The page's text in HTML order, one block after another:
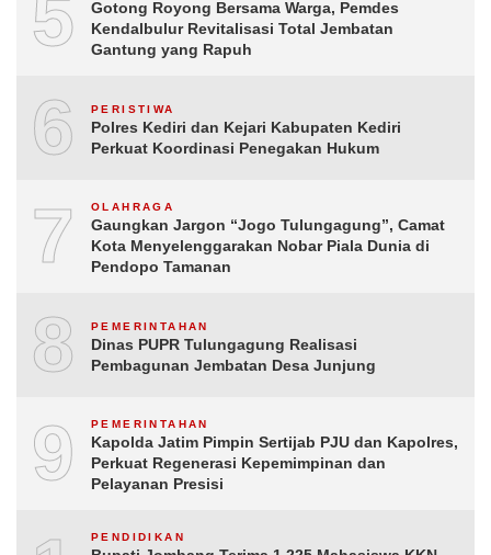
5
Gotong Royong Bersama Warga, Pemdes
Kendalbulur Revitalisasi Total Jembatan
Gantung yang Rapuh
6 PERISTIWA
Polres Kediri dan Kejari Kabupaten Kediri
Perkuat Koordinasi Penegakan Hukum
7 OLAHRAGA
Gaungkan Jargon “Jogo Tulungagung”, Camat
Kota Menyelenggarakan Nobar Piala Dunia di
Pendopo Tamanan
8 PEMERINTAHAN
Dinas PUPR Tulungagung Realisasi
Pembagunan Jembatan Desa Junjung
9 PEMERINTAHAN
Kapolda Jatim Pimpin Sertijab PJU dan Kapolres,
Perkuat Regenerasi Kepemimpinan dan
Pelayanan Presisi
PENDIDIKAN